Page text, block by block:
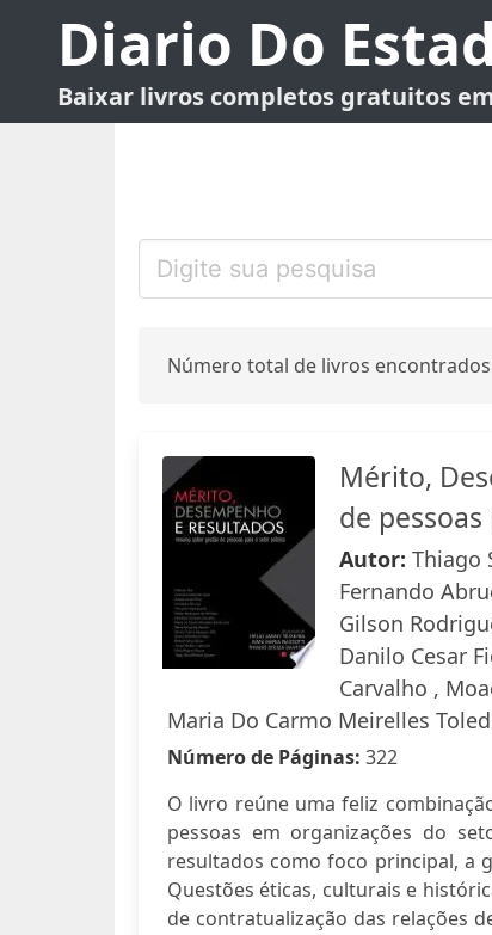
Diario Do
Baixar livros completos gratuitos
Número total de livros
Mérito,
de
Autor: Thiago
Fernando
Gilson
Danilo Cesar
Carvalho ,
Maria Do Carmo Meirelles
Número de Páginas: 322
O livro reúne uma feliz
pessoas em organizações do
resultados como foco principal, a
Questões éticas, culturais e
de contratualização das relações